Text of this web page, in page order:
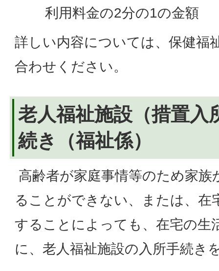
利用料金の2分の1の金額
詳しい内容については、保健福
合わせください。
老人福祉施設（措置入
続き（福祉係）
高齢者が家庭事情等のため家族
ることができない、または、在
することによっても、在宅の生
に、老人福祉施設の入所手続き